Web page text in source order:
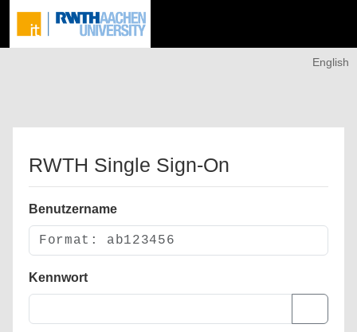
English
RWTH Single Sign-On
Benutzername
Kennwort